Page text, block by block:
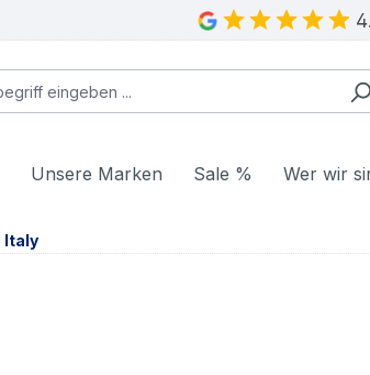
Unsere Marken Sale % Wer wir
Italy